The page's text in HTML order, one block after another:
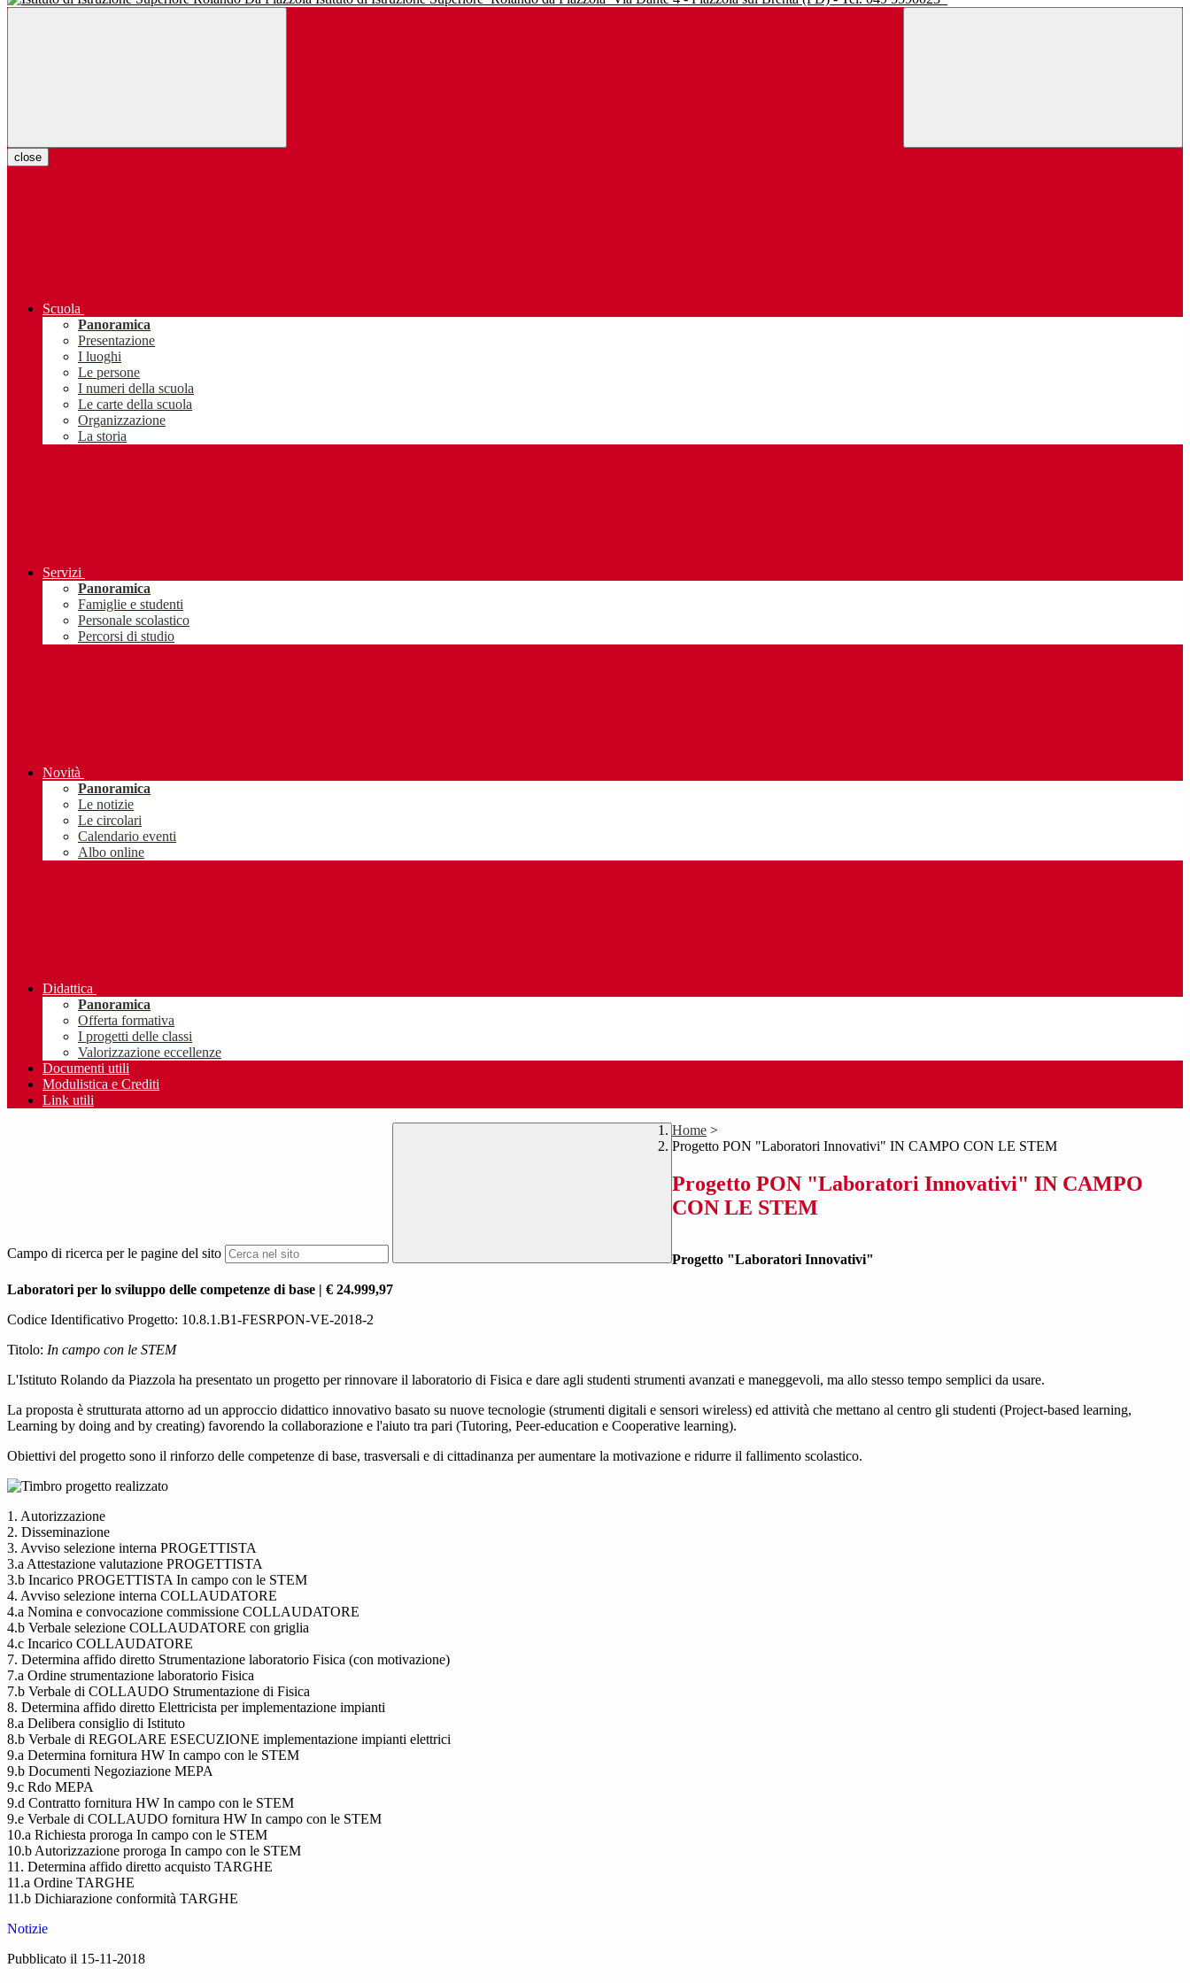
close
Scuola
Panoramica
Presentazione
I luoghi
Le persone
I numeri della scuola
Le carte della scuola
Organizzazione
La storia
Servizi
Panoramica
Famiglie e studenti
Personale scolastico
Percorsi di studio
Novità
Panoramica
Le notizie
Le circolari
Calendario eventi
Albo online
Didattica
Panoramica
Offerta formativa
I progetti delle classi
Valorizzazione eccellenze
Documenti utili
Modulistica e Crediti
Link utili
Campo di ricerca per le pagine del sito
Home >
Progetto PON "Laboratori Innovativi" IN CAMPO CON LE STEM
Progetto PON "Laboratori Innovativi" IN CAMPO
CON LE STEM
Progetto "Laboratori Innovativi"
Laboratori per lo sviluppo delle competenze di base | € 24.999,97
Codice Identificativo Progetto: 10.8.1.B1-FESRPON-VE-2018-2
Titolo: In campo con le STEM
L'Istituto Rolando da Piazzola ha presentato un progetto per rinnovare il laboratorio di Fisica e dare agli studenti strumenti avanzati e maneggevoli, ma allo stesso tempo semplici da usare.
La proposta è strutturata attorno ad un approccio didattico innovativo basato su nuove tecnologie (strumenti digitali e sensori wireless) ed attività che mettano al centro gli studenti (Project-based learning,
Learning by doing and by creating) favorendo la collaborazione e l'aiuto tra pari (Tutoring, Peer-education e Cooperative learning).
Obiettivi del progetto sono il rinforzo delle competenze di base, trasversali e di cittadinanza per aumentare la motivazione e ridurre il fallimento scolastico.
1. Autorizzazione
2. Disseminazione
3. Avviso selezione interna PROGETTISTA
3.a Attestazione valutazione PROGETTISTA
3.b Incarico PROGETTISTA In campo con le STEM
4. Avviso selezione interna COLLAUDATORE
4.a Nomina e convocazione commissione COLLAUDATORE
4.b Verbale selezione COLLAUDATORE con griglia
4.c Incarico COLLAUDATORE
7. Determina affido diretto Strumentazione laboratorio Fisica (con motivazione)
7.a Ordine strumentazione laboratorio Fisica
7.b Verbale di COLLAUDO Strumentazione di Fisica
8. Determina affido diretto Elettricista per implementazione impianti
8.a Delibera consiglio di Istituto
8.b Verbale di REGOLARE ESECUZIONE implementazione impianti elettrici
9.a Determina fornitura HW In campo con le STEM
9.b Documenti Negoziazione MEPA
9.c Rdo MEPA
9.d Contratto fornitura HW In campo con le STEM
9.e Verbale di COLLAUDO fornitura HW In campo con le STEM
10.a Richiesta proroga In campo con le STEM
10.b Autorizzazione proroga In campo con le STEM
11. Determina affido diretto acquisto TARGHE
11.a Ordine TARGHE
11.b Dichiarazione conformità TARGHE
Notizie
Pubblicato il 15-11-2018